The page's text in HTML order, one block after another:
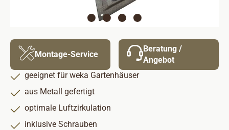
Montage-Service
Beratung /
Angebot
geeignet für weka Gartenhäuser
aus Metall gefertigt
optimale Luftzirkulation
inklusive Schrauben